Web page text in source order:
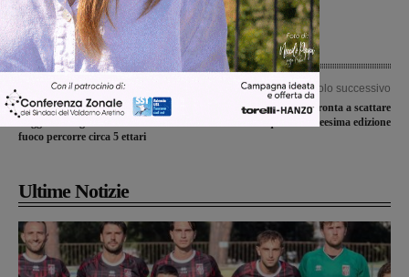
Articolo precedente
Fiamme a Ponticelli, nei boschi di
Reggello: tre gli elicotteri in azione. Il
fuoco percorre circa 5 ettari
Articolo successivo
Giro del Valdarno, pronta a scattare
la quarantatreesima edizione
Ultime Notizie